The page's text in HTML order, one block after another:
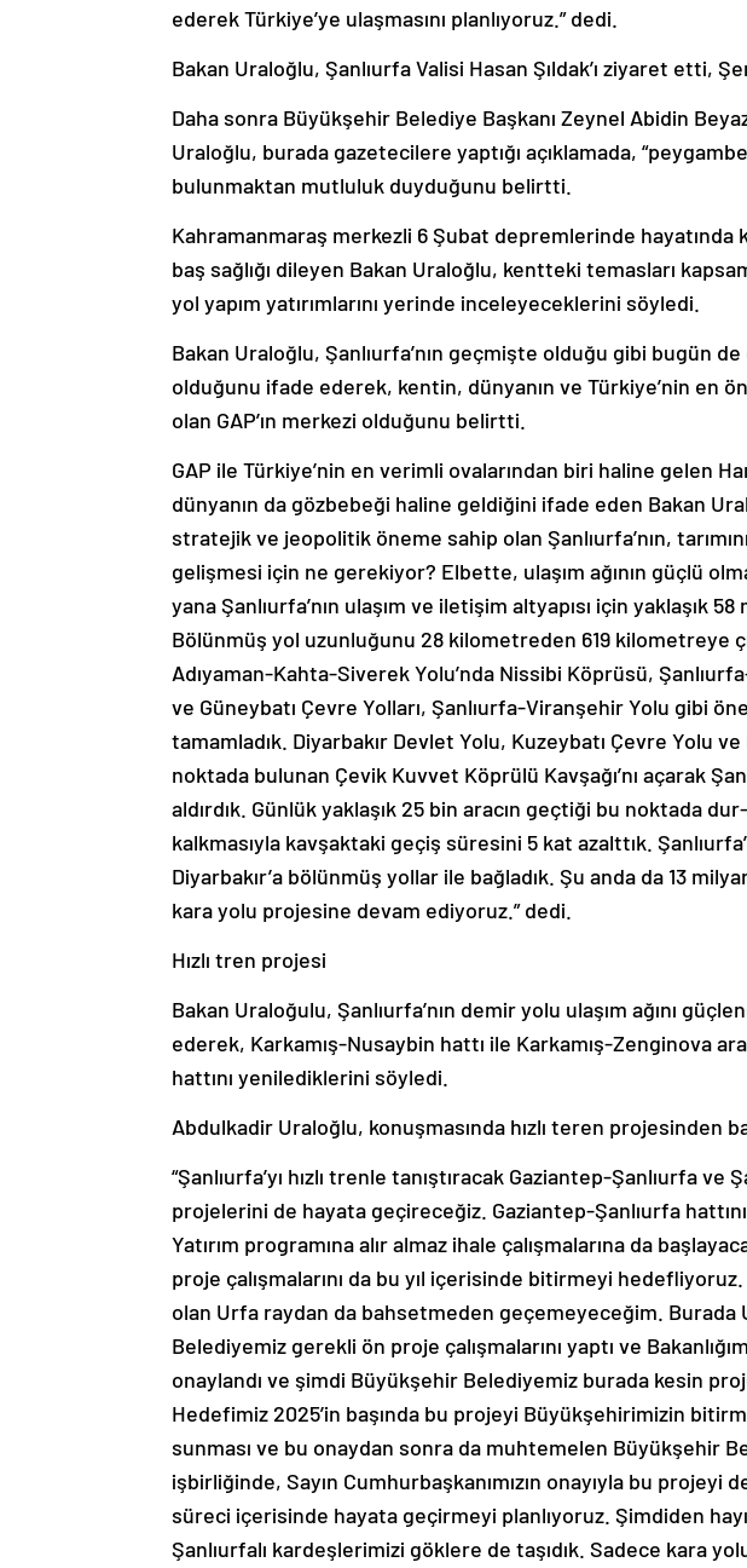
ederek Türkiye’ye ulaşmasını planlıyoruz.” dedi.
Bakan Uraloğlu, Şanlıurfa Valisi Hasan Şıldak’ı ziyaret etti,
Daha sonra Büyükşehir Belediye Başkanı Zeynel Abidin
Uraloğlu, burada gazetecilere yaptığı açıklamada,
bulunmaktan mutluluk duyduğunu belirtti.
Kahramanmaraş merkezli 6 Şubat depremlerinde hayatında
baş sağlığı dileyen Bakan Uraloğlu, kentteki temasları
yol yapım yatırımlarını yerinde inceleyeceklerini söyledi.
Bakan Uraloğlu, Şanlıurfa’nın geçmişte olduğu gibi bugün
olduğunu ifade ederek, kentin, dünyanın ve Türkiye’nin en
olan GAP’ın merkezi olduğunu belirtti.
GAP ile Türkiye’nin en verimli ovalarından biri haline gelen
dünyanın da gözbebeği haline geldiğini ifade eden Bakan
stratejik ve jeopolitik öneme sahip olan Şanlıurfa’nın,
gelişmesi için ne gerekiyor? Elbette, ulaşım ağının güçlü
yana Şanlıurfa’nın ulaşım ve iletişim altyapısı için yaklaşık
Bölünmüş yol uzunluğunu 28 kilometreden 619 kilometreye
Adıyaman-Kahta-Siverek Yolu’nda Nissibi Köprüsü,
ve Güneybatı Çevre Yolları, Şanlıurfa-Viranşehir Yolu gibi
tamamladık. Diyarbakır Devlet Yolu, Kuzeybatı Çevre Yolu
noktada bulunan Çevik Kuvvet Köprülü Kavşağı’nı açarak
aldırdık. Günlük yaklaşık 25 bin aracın geçtiği bu noktada
kalkmasıyla kavşaktaki geçiş süresini 5 kat azalttık.
Diyarbakır’a bölünmüş yollar ile bağladık. Şu anda da 13
kara yolu projesine devam ediyoruz.” dedi.
Hızlı tren projesi
Bakan Uraloğulu, Şanlıurfa’nın demir yolu ulaşım ağını
ederek, Karkamış-Nusaybin hattı ile Karkamış-Zenginova
hattını yenilediklerini söyledi.
Abdulkadir Uraloğlu, konuşmasında hızlı teren projesinden
“Şanlıurfa’yı hızlı trenle tanıştıracak Gaziantep-Şanlıurfa ve
projelerini de hayata geçireceğiz. Gaziantep-Şanlıurfa
Yatırım programına alır almaz ihale çalışmalarına da
proje çalışmalarını da bu yıl içerisinde bitirmeyi
olan Urfa raydan da bahsetmeden geçemeyeceğim. Burada
Belediyemiz gerekli ön proje çalışmalarını yaptı ve
onaylandı ve şimdi Büyükşehir Belediyemiz burada kesin
Hedefimiz 2025’in başında bu projeyi Büyükşehirimizin
sunması ve bu onaydan sonra da muhtemelen Büyükşehir
işbirliğinde, Sayın Cumhurbaşkanımızın onayıyla bu projeyi
süreci içerisinde hayata geçirmeyi planlıyoruz. Şimdiden
Şanlıurfalı kardeşlerimizi göklere de taşıdık. Sadece kara